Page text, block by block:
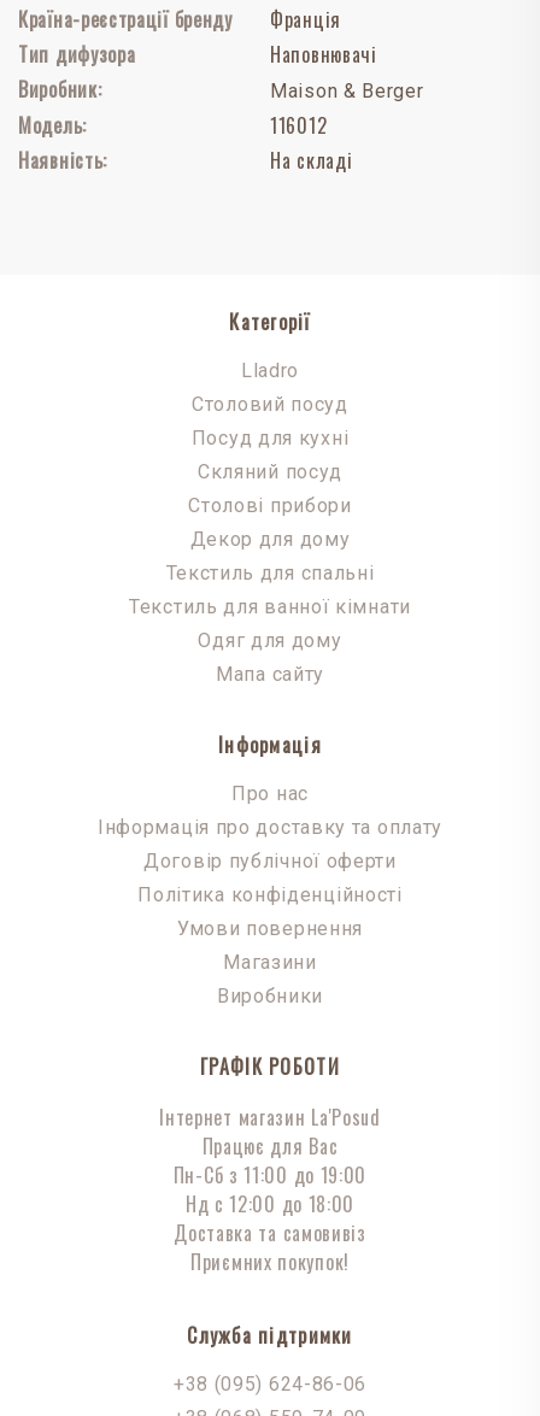
Країна-реєстрації бренду
Франція
Тип дифузора
Наповнювачі
Виробник:
Maison & Berger
Модель:
116012
Наявність:
На складі
Категорії
Lladro
Столовий посуд
Посуд для кухні
Скляний посуд
Столові прибори
Декор для дому
Текстиль для спальні
Текстиль для ванної кімнати
Одяг для дому
Мапа сайту
Інформація
Про нас
Інформація про доставку та оплату
Договір публічної оферти
Політика конфіденційності
Умови повернення
Магазини
Виробники
ГРАФІК РОБОТИ
Інтернет магазин La'Posud
Працює для Вас
Пн-Сб з 11:00 до 19:00
Нд с 12:00 до 18:00
Доставка та самовивіз
Приємних покупок!
Служба підтримки
+38 (095) 624-86-06